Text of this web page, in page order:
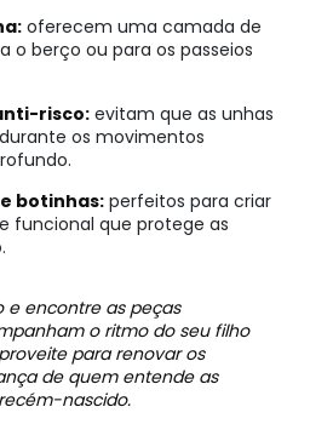
oferecem uma camada de
o berço ou para os passeios
risco: evitam que as unhas
os movimentos
botinhas:perfeitos para criar
funcional que protege as
e encontre as peças
o ritmo do seu filho
para renovar os
de quem entende as
nascido.